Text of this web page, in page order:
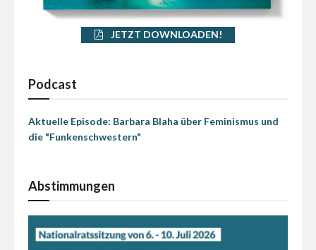
JETZT DOWNLOADEN!
Podcast
Aktuelle Episode: Barbara Blaha über Feminismus und
die "Funkenschwestern"
Abstimmungen